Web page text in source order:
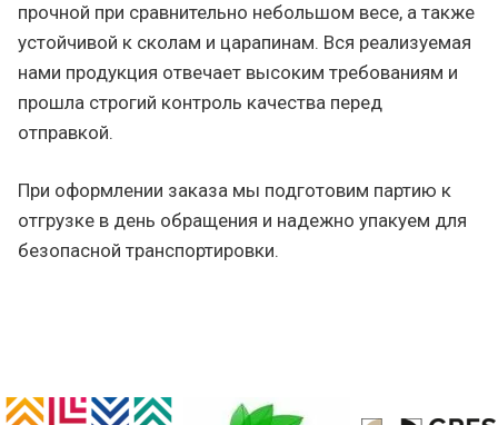
прочной при сравнительно небольшом весе, а также
устойчивой к сколам и царапинам. Вся реализуемая
нами продукция отвечает высоким требованиям и
прошла строгий контроль качества перед
отправкой.
При оформлении заказа мы подготовим партию к
отгрузке в день обращения и надежно упакуем для
безопасной транспортировки.